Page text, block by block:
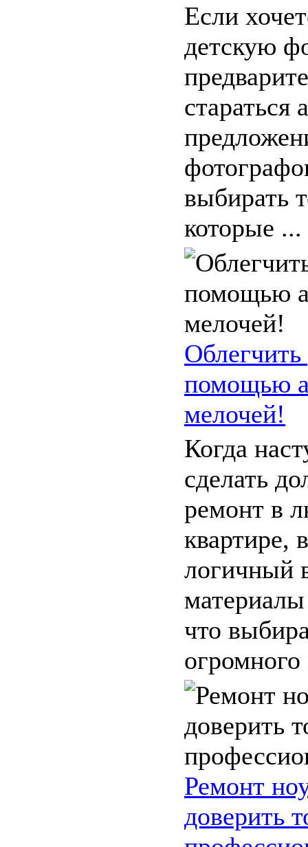
Если
детскую
стараться
выбирать
которые ...
помощью
мелочей!
Когда
сделать
ремонт в
квартире,
логичный
что
Ремонт
доверить